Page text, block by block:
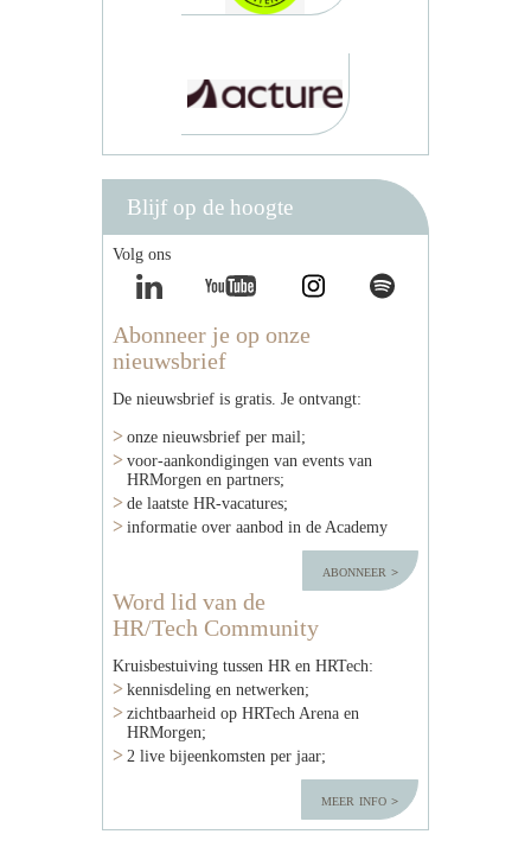
Blijf op de hoogte
Volg ons
Abonneer je op onze
nieuwsbrief
De nieuwsbrief is gratis. Je ontvangt:
onze nieuwsbrief per mail;
voor-aankondigingen van events van
HRMorgen en partners;
de laatste HR-vacatures;
informatie over aanbod in de Academy
abonneer
Word lid van de
HR/Tech Community
Kruisbestuiving tussen HR en HRTech:
kennisdeling en netwerken;
zichtbaarheid op HRTech Arena en
HRMorgen;
2 live bijeenkomsten per jaar;
meer info